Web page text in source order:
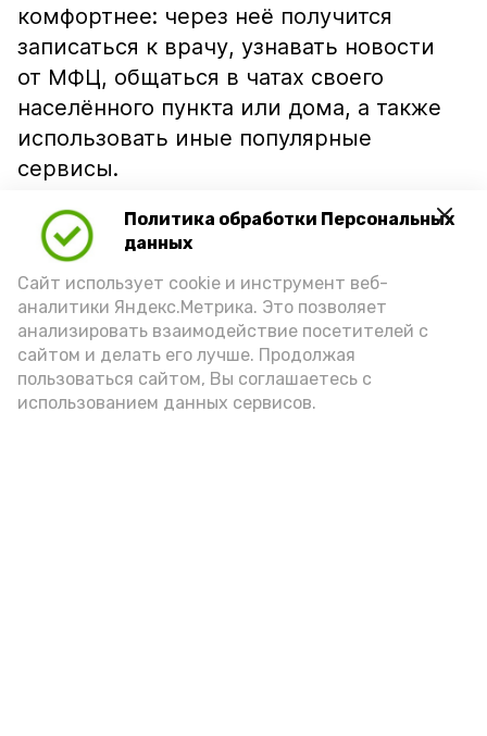
Политика обработки Персональных
данных
Сайт использует cookie и инструмент веб-
аналитики Яндекс.Метрика. Это позволяет
анализировать взаимодействие посетителей с
сайтом и делать его лучше. Продолжая
пользоваться сайтом, Вы соглашаетесь с
использованием данных сервисов.
комфортнее: через неё получится
записаться к врачу, узнавать новости
от МФЦ, общаться в чатах своего
населённого пункта или дома, а также
использовать иные популярные
сервисы.
Главная цель — обеспечить каждому
жителю Астраханской области лёгкий,
оперативный и доступный способ
получения услуг, делится
«Астрахань 24».
Опробовать сервис можно поссылке